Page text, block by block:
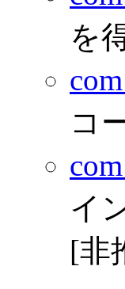
を
コ
イ
[非